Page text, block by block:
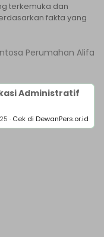
terkemuka dan
fakta yang
Perumahan Alifa
Administratif
· Cek di DewanPers.or.id